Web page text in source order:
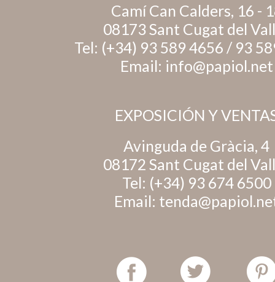
Camí Can Calders, 16 -
08173 Sant Cugat del
Tel: (+34) 93 589 4656 / 93
Email: info@papiol.net
EXPOSICIÓN Y
Avinguda de Gràcia, 4
08172 Sant Cugat del
Tel: (+34) 93 674 6500
Email: